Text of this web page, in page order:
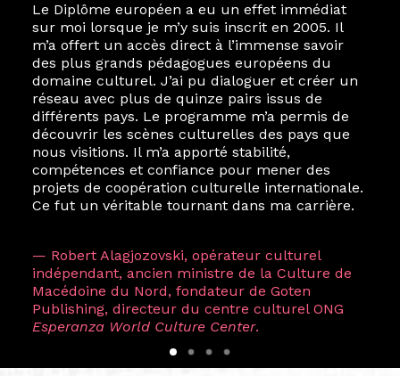
Le Diplôme européen a eu un effet immédiat
sur moi lorsque je m’y suis inscrit en 2005. Il
m’a offert un accès direct à l’immense savoir
des plus grands pédagogues européens du
domaine culturel. J’ai pu dialoguer et créer un
réseau avec plus de quinze pairs issus de
différents pays. Le programme m’a permis de
découvrir les scènes culturelles des pays que
nous visitions. Il m’a apporté stabilité,
compétences et confiance pour mener des
projets de coopération culturelle internationale.
Ce fut un véritable tournant dans ma carrière.
— Robert Alagjozovski, opérateur culturel
indépendant, ancien ministre de la Culture de
Macédoine du Nord, fondateur de Goten
Publishing, directeur du centre culturel ONG
Esperanza World Culture Center.